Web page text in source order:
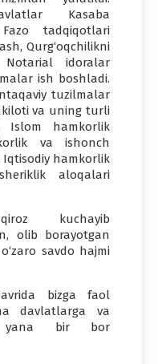
Kasaba
tadqiqotlari
Qurg‘oqchilikni
idoralar
ish boshladi.
tuzilmalar
va uning turli
Islom hamkorlik
va ishonch
Iqtisodiy hamkorlik
aloqalari
kuchayib
olib borayotgan
savdo hajmi
bizga faol
davlatlarga va
yana bir bor